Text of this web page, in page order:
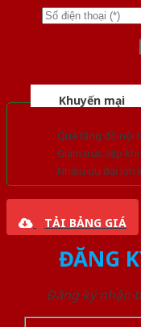
Khuyến mại
Quà tặng đồ nội
Giảm trực tiếp
Nhiều ưu đãi lớn
TẢI BẢNG GIÁ
ĐĂNG
Đăng ký nhận